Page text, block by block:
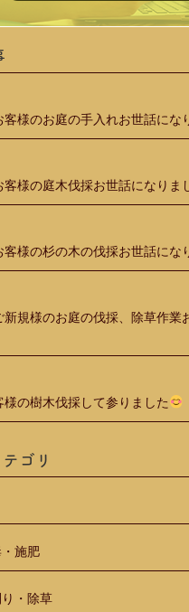
客様のお庭の手入れお世話にな
客様の庭木伐採お世話になりま
客様の杉の木の伐採お世話にな
新規様のお庭の伐採、除草作業
様の樹木伐採して参りました
ゴリ
施肥
・除草